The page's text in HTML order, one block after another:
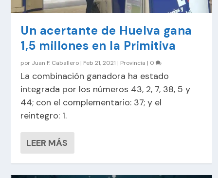
Un acertante de Huelva gana
1,5 millones en la Primitiva
por Juan F. Caballero | Feb 21, 2021 | Provincia | 0
La combinación ganadora ha estado
integrada por los números 43, 2, 7, 38, 5 y
44; con el complementario: 37; y el
reintegro: 1.
LEER MÁS